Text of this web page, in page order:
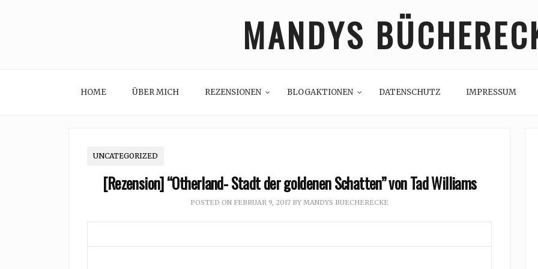
MANDYS
HOME ÜBER MICH REZENSIONEN BLOGAKTIONEN DATENSCHUTZ IMPRESSUM
UNCATEGORIZED
[Rezension] “Otherland- Stadt der goldenen Schatten” von Tad Williams
POSTED ON FEBRUAR 9, 2017 BY MANDYS BUECHERECKE